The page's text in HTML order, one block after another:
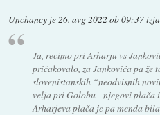
Unchancy je26. avg 2022 ob 09:37
Ja, recimo pri Arharju vs
pričakovalo, za Jankovića pa že
slovenistanskih “neodvisnih
velja pri Golobu - njegovi plača
Arharjeva plača je pa menda